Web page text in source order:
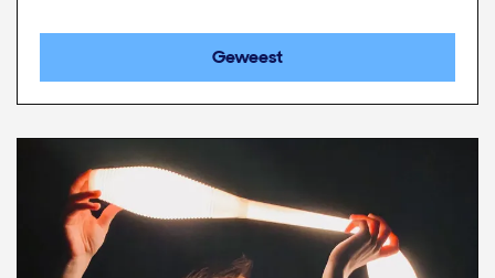
Geweest